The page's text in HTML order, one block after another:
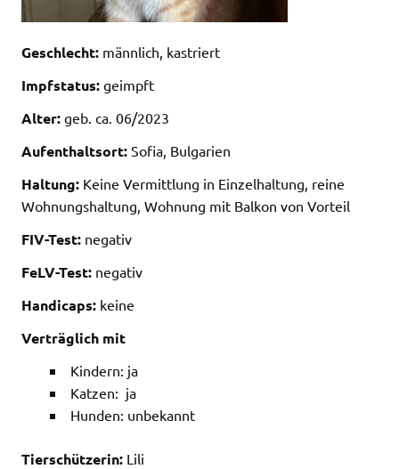
Geschlecht: männlich, kastriert
Impfstatus: geimpft
Alter: geb. ca. 06/2023
Aufenthaltsort: Sofia, Bulgarien
Haltung: Keine Vermittlung in Einzelhaltung, reine
Wohnungshaltung, Wohnung mit Balkon von Vorteil
FIV-Test: negativ
FeLV-Test: negativ
Handicaps: keine
Verträglich mit
Kindern: ja
Katzen: ja
Hunden: unbekannt
Tierschützerin: Lili